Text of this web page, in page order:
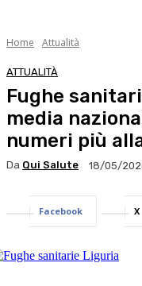
Home Attualità
ATTUALITÀ
Fughe
media
numeri più
Da Qui Salute 18/05/
Facebook X